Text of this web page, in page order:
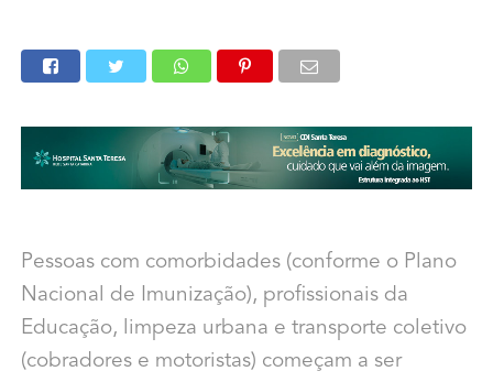
Pessoas com comorbidades (conforme o Plano
Nacional de Imunização), profissionais da
Educação, limpeza urbana e transporte coletivo
(cobradores e motoristas) começam a ser